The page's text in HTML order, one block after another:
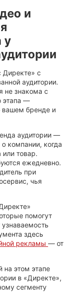
и
у
Директе» с
аудитории.
не знакома с
этапа —
вашем бренде и
аудитории —
компании, когда
товар.
ежедневно.
при
чья
помогут
узнаваемость
здесь
рекламы — от
на этом этапе
в «Директе»,
сегменту